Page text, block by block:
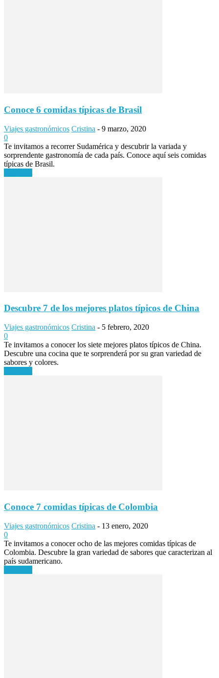
Conoce 6 comidas típicas de Brasil
Viajes gastronómicos Cristina - 9 marzo, 2020
0
Te invitamos a recorrer Sudamérica y descubrir la variada y
sorprendente gastronomía de cada país. Conoce aquí seis comidas
típicas de Brasil.
Descubre 7 de los mejores platos típicos de China
Viajes gastronómicos Cristina - 5 febrero, 2020
0
Te invitamos a conocer los siete mejores platos típicos de China.
Descubre una cocina que te sorprenderá por su gran variedad de
sabores y colores.
Conoce 7 comidas típicas de Colombia
Viajes gastronómicos Cristina - 13 enero, 2020
0
Te invitamos a conocer ocho de las mejores comidas típicas de
Colombia. Descubre la gran variedad de sabores que caracterizan al
país sudamericano.